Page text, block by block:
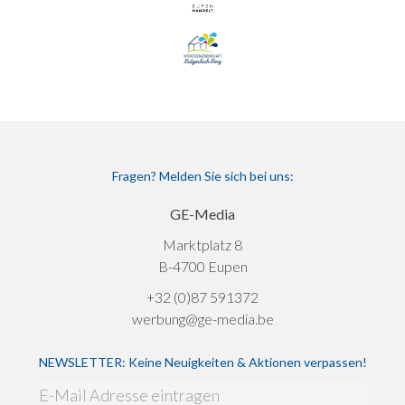
Fragen? Melden Sie sich bei uns:
GE-Media
Marktplatz 8
B-4700 Eupen
+32 (0)87 591372
werbung@ge-media.be
NEWSLETTER: Keine Neuigkeiten & Aktionen verpassen!